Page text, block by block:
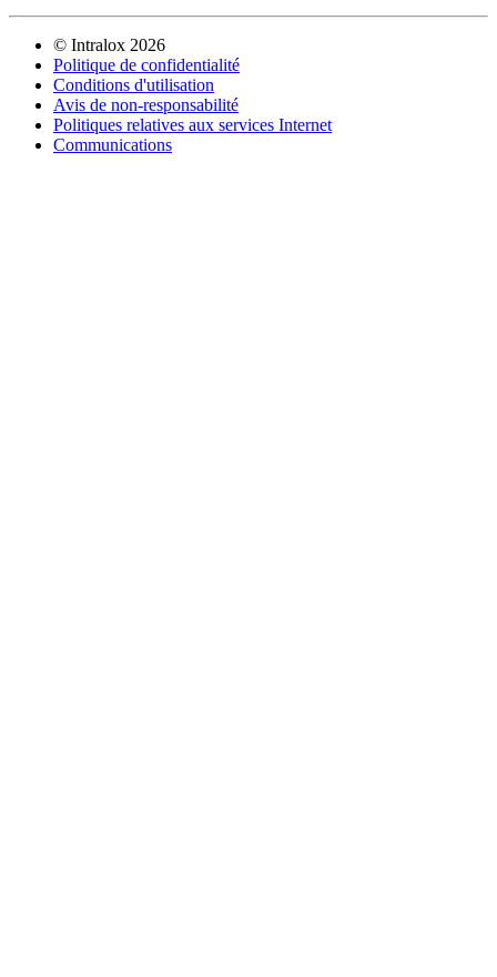
© Intralox 2026
Politique de confidentialité
Conditions d'utilisation
Avis de non-responsabilité
Politiques relatives aux services Internet
Communications